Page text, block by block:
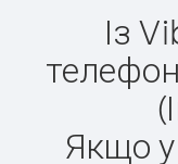
Із
Якщо